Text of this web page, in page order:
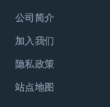
公司简介
加入我们
隐私政策
站点地图